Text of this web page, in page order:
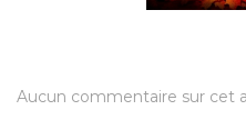
Aucun commentaire sur cet